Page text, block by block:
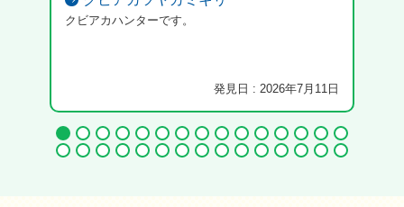
クビアカハンターです。
発見日 : 2026年7月11日